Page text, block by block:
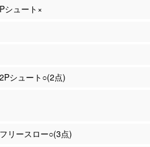
シュート×
シュート○(2点)
リースロー○(3点)